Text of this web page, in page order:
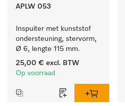
APLW 053
Inspuiter met kunststof
ondersteuning, stervorm,
Ø 6, lengte 115 mm.
25,00 € excl. BTW
Op voorraad